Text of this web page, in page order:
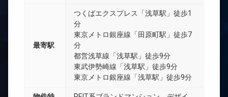
最寄駅
つくばエクスプレス「浅草駅」徒歩1
分
東京メトロ銀座線「田原町駅」徒歩7
分
都営浅草線「浅草駅」徒歩9分
東武伊勢崎線「浅草駅」徒歩9分
東京メトロ銀座線「浅草駅」徒歩9分